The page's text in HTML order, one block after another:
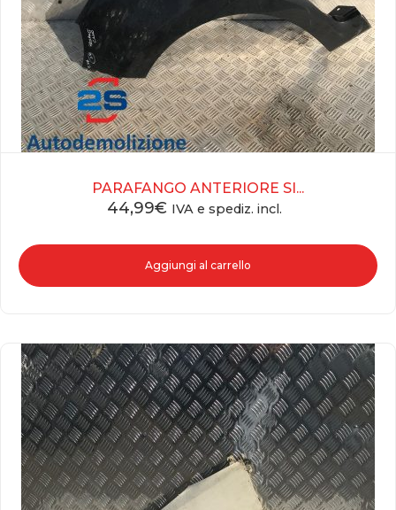
PARAFANGO ANTERIORE SI...
44,99€ IVA e spediz. incl.
Aggiungi al carrello